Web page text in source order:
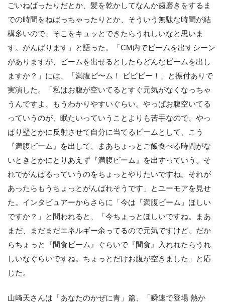
ごいねばったりだとか、髪を乾かしてなんか歯磨きをするま
での時間をねばっちゃったりとか、そういう無駄な時間が結
構多いので、そこをキュッとできたらうれしいなと思いま
す。がんばります」と語った。「CM内でビームを出すシーン
がありますが、ビームを出せるとしたらどんなビームを出し
ますか？」には、「満腹ビ〜ム！ ビビビー！」と振付ありで
実演した。「私はお腹が空いてるとすぐ元気がなくなっちゃ
うんですよ、もうわかりやすいぐらい。やっぱお腹空いてる
っていうのが、眠たいっていうことよりも苦手なので、やっ
ぱり壁とかに反射させて自分に当てるビームとして、こう
『満腹ビーム』を出して、まあちょっとご飯食べる時間がな
いときとかにとりあえず『満腹ビーム』を出すっていう。そ
れでがんばるっていうのをちょっとやりたいですね。それが
あったらもうちょっとがんばれそうです」とユーモアを見せ
た。インタビュアーからさらに「今は『満腹ビーム』ほしい
ですか？」と問われると、「今ちょっとほしいですね。まあ
まだ、まだまだエネルギー余ってるので元気ですけど、だか
らちょっと『間食ビーム』ぐらいで『間食』入れれたらうれ
しいなぐらいですね。ちょっとだけお腹が空きました」と応
じた。
山﨑天さんは「あなたのかぜに青」篇、「瞬速で登場 熱か